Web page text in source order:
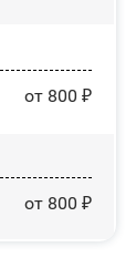
от 800 ₽
от 800 ₽